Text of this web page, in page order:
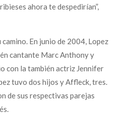
ahora te despedirían”,
camino. En junio de 2004, Lopez
cantante Marc Anthony y
con la también actriz Jennifer
tuvo dos hijos y Affleck, tres.
de sus respectivas parejas